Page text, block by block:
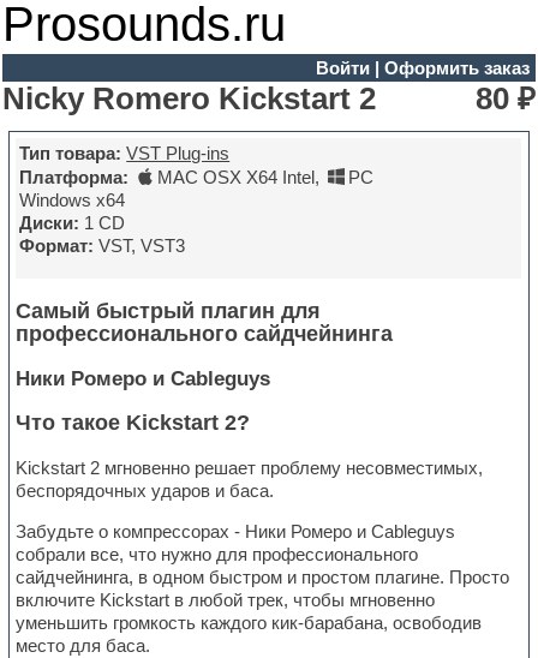
Prosounds.ru
Войти| Оформить заказ
Nicky Romero Kickstart 2 80 ₽
Тип товара: VST Plug-ins
Платформа:
MAC OSX X64 Intel,
PC
Windows x64
Диски: 1 CD
Формат: VST, VST3
Самый быстрый плагин для
профессионального сайдчейнинга
Ники Ромеро и Cableguys
Что такое Kickstart 2?
Kickstart 2 мгновенно решает проблему несовместимых,
беспорядочных ударов и баса.
Забудьте о компрессорах - Ники Ромеро и Cableguys
собрали все, что нужно для профессионального
сайдчейнинга, в одном быстром и простом плагине. Просто
включите Kickstart в любой трек, чтобы мгновенно
уменьшить громкость каждого кик-барабана, освободив
место для баса.